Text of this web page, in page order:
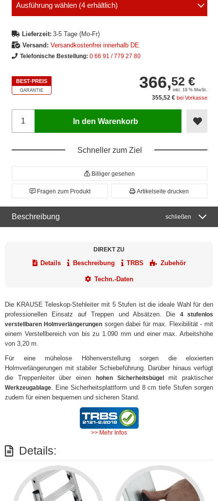
Ausführung wählen (4 erhältlich)
Lieferzeit: 3-5 Tage (Mo-Fr)
Versand: Versandkostenfrei innerhalb DE
Telefonische Bestellung: 0 66 91 / 779 27 80
BEST-PREIS
GARANTIE 366,52 €
inkl. 19 % MwSt.
355,52 € bei Vorkasse
In den Warenkorb
Schneller zum Ziel
Billiger gesehen
Fragen zum Produkt Artikelseite drucken
Beschreibung schließen
DIREKT ZU
Details Beschreibung TRBS Zubehör
Techn.-Daten
Die KRAUSE Teleskop-Stehleiter mit 5 Stufen ist die ideale Wahl für den
professionellen Einsatz auf Treppen und Absätzen. Die 4 stufenlos
verstellbaren Holmverlängerungensorgen dabei für max. Flexibilität - mit
einem Verstellbereich von bis zu 1.090 mm und einer max. Arbeitshöhe
von 3,20 m.
Für eine mühelose Höhenverstellung sorgen die eloxierten
Holmverlängerungen mit stabiler Schiebeführung. Darüber hinaus verfügt
die Treppenleiter über einen hohen Sicherheitsbügelmit praktischer
Werkzeugablage . Eine Sicherheitsplattform und 8 cm tiefe Stufen sorgen
zudem für einen bequemen und sicheren Stand.
>> Mehr Infos
Details: